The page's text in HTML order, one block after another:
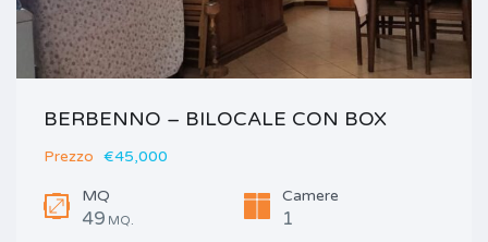
BERBENNO – BILOCALE CON BOX
Prezzo €45,000
MQ
49 MQ.
Camere
1